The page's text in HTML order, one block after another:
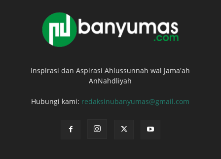
Inspirasi dan Aspirasi Ahlussunnah wal Jama'ah
AnNahdliyah
Hubungi kami: redaksinubanyumas@gmail.com